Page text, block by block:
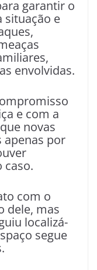
garantir o
situação e
envolvidas.
e com a
novas
apenas por
caso.
com o
dele, mas
localizá-
segue